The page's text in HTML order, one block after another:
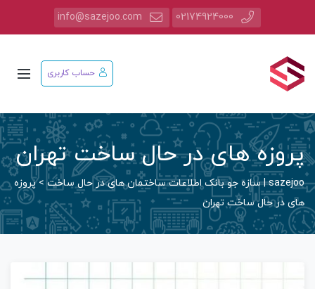
02174924000
info@sazejoo.com
حساب کاربری
پروزه های در حال ساخت تهران
sazejoo | سازه جو بانک اطلاعات ساختمان های در حال ساخت >پروزه
های در حال ساخت تهران